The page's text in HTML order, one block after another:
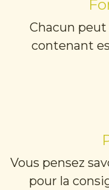
Chacun
contenant
Vous pensez
pour la